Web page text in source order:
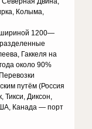
Колыма,
1200—
Гаккеля на
около 90%
путём (Россия
Тикси, Диксон,
Канада — порт